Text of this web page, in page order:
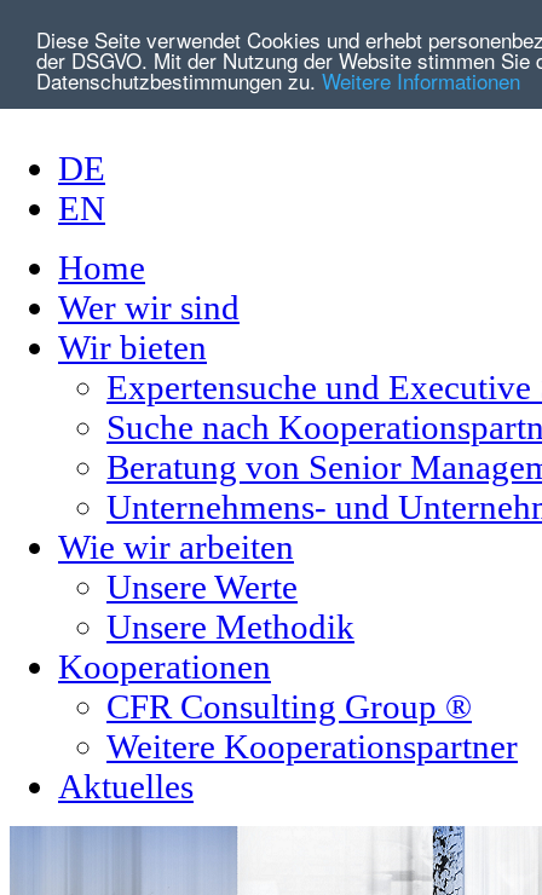
Diese Seite verwendet Cookies und erhebt
der DSGVO. Mit der Nutzung der Website stimmen Sie
Datenschutzbestimmungen zu. Weitere Informationen
DE
EN
Home
Wer wir sind
Wir bieten
Expertensuche und Executive
Suche nach
Beratung von Senior
Unternehmens- und
Wie wir arbeiten
Unsere Werte
Unsere Methodik
Kooperationen
CFR Consulting Group ®
Weitere Kooperationspartner
Aktuelles